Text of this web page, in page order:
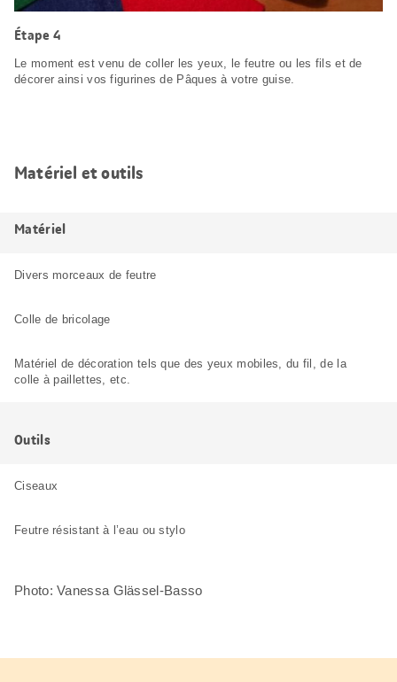
Étape 4
Le moment est venu de coller les yeux, le feutre ou les fils et de
décorer ainsi vos figurines de Pâques à votre guise.
Matériel et outils
Matériel
Divers morceaux de feutre
Colle de bricolage
Matériel de décoration tels que des yeux mobiles, du fil, de la
colle à paillettes, etc.
Outils
Ciseaux
Feutre résistant à l’eau ou stylo
Photo: Vanessa Glässel-Basso